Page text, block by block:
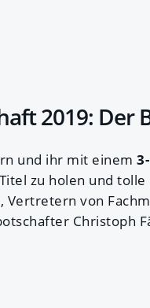
2019: Der
und ihr mit einem
zu holen und
Vertretern von
Christoph